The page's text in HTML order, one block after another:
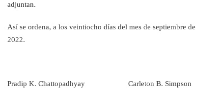
adjuntan.
Así se ordena, a los veintiocho días del mes de septiembre de
2022.
Pradip K. Chattopadhyay Carleton B. Simpson